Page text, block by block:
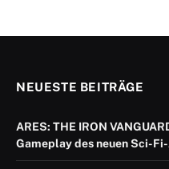
NEUESTE BEITRÄGE
ARES: THE IRON
Gameplay des neuen Sci-